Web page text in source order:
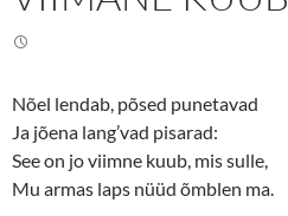
(
O
p
e
n
s
i
a
k
(
O
p
e
n
s
i
Nõel lendab, põsed punetavad
Ja jõena lang’vad pisarad:
See on jo viimne kuub, mis sulle,
Mu armas laps nüüd õmblen ma.